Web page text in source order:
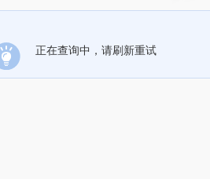
正在查询中，请刷新重试